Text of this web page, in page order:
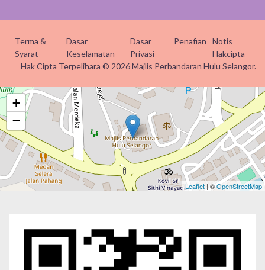
Terma &
Syarat
Dasar
Keselamatan
Dasar
Privasi
Penafian
Notis
Hakcipta
Hak Cipta Terpelihara © 2026 Majlis Perbandaran Hulu Selangor.
+
−
Leaflet | ©OpenStreetMap